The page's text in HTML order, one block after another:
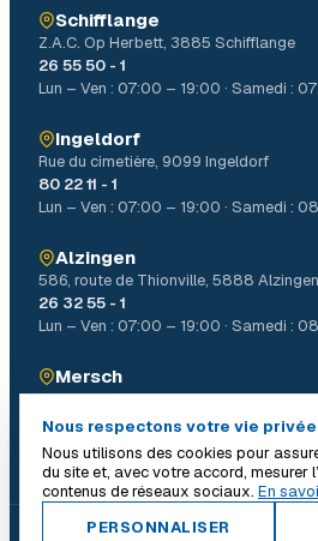
Schifflange
Z.A.C. Op Herbett, 3885 Schifflange
26 55 50 - 1
Lun – Ven : 07:00 – 19:00 · Samedi :
Ingeldorf
Rue du cimetière, 9099 Ingeldorf
80 22 11 - 1
Lun – Ven : 07:00 – 19:00 · Samedi :
Alzingen
586, route de Thionville, 5888 Alzingen
26 32 55 - 1
Lun – Ven : 07:00 – 19:00 · Samedi :
Mersch
4, Allée John W. Léonard
26 32 31 - 1
Lun – Ven : 07:00 – 19:00 · Samedi :
© 2026 Batiself. Tous droits réservés.
Nous respectons votre vie privée
Nous utilisons des cookies pour
du site et, avec votre accord, mesurer
contenus de réseaux sociaux. En
PERSONNALISER